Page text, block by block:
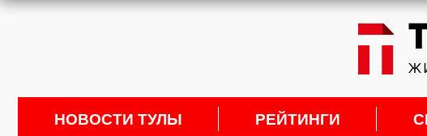
НОВОСТИ ТУЛЫ РЕЙТИНГИ